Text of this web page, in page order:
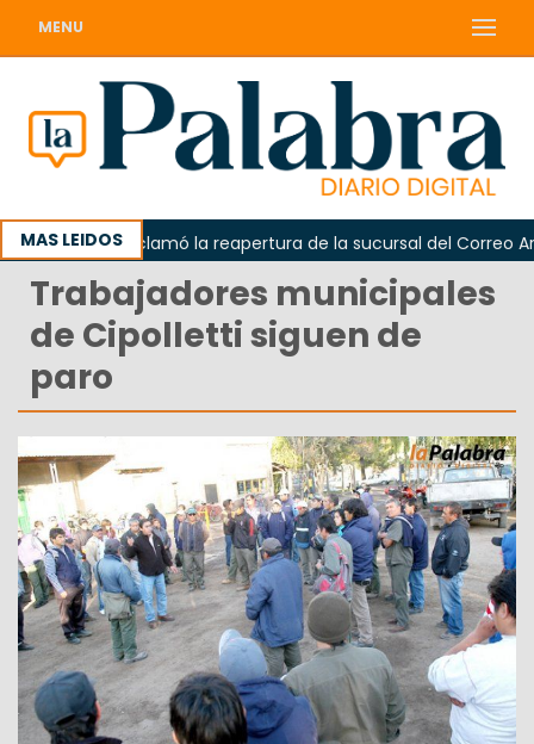
MENU
MAS LEIDOS
Odarda reclamó la reapertura de la sucursal del Correo
Trabajadores municipales
de Cipolletti siguen de
paro